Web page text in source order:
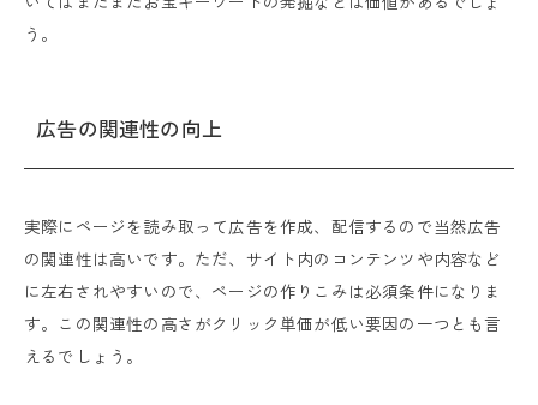
う。
広告の関連性の向上
実際にページを読み取って広告を作成、配信するので当然広告
の関連性は高いです。ただ、サイト内のコンテンツや内容など
に左右されやすいので、ページの作りこみは必須条件になりま
す。この関連性の高さがクリック単価が低い要因の一つとも言
えるでしょう。